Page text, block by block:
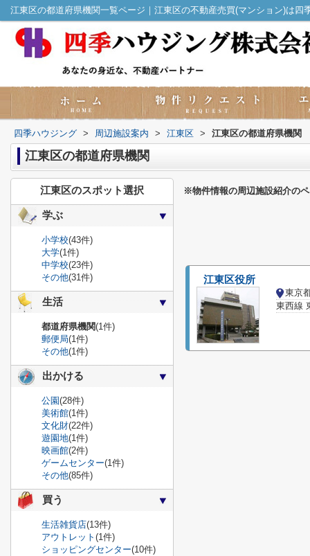
江東区の都道府県機関一覧ページ｜江東区の不動産売買(マンション)は四
四季ハウジング > 周辺施設案内 > 江東区 > 江東区の都道府県機関
江東区の都道府県機関
※物件情報の周辺施設紹介の
江東区役所
東京
東西線
江東区のスポット選択
学ぶ
小学校(43件)
大学(1件)
中学校(23件)
その他(31件)
生活
都道府県機関(1件)
郵便局(1件)
その他(1件)
出かける
公園(28件)
美術館(1件)
文化財(22件)
遊園地(1件)
映画館(2件)
ゲームセンター(1件)
その他(85件)
買う
生活雑貨店(13件)
アウトレット (1件)
ショッピングセンター(10件)